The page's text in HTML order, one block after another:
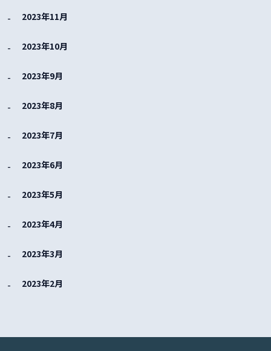
2023年11月
2023年10月
2023年9月
2023年8月
2023年7月
2023年6月
2023年5月
2023年4月
2023年3月
2023年2月